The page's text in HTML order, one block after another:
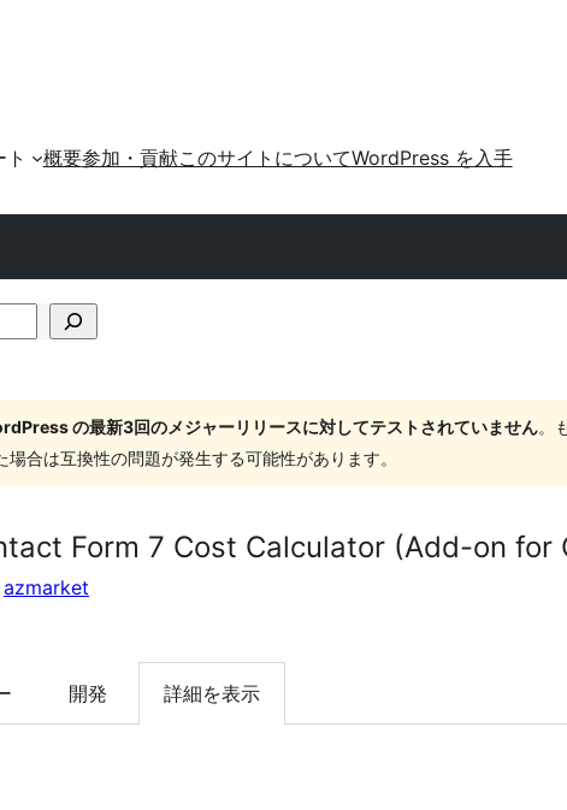
概要参加・貢献このサイトについてWordPress を入手
の最新3回のメジャーリリースに対してテストされていません。
合は互換性の問題が発生する可能性があります。
Form 7 Cost Calculator (Add-on for
azmarket
開発 詳細を表示